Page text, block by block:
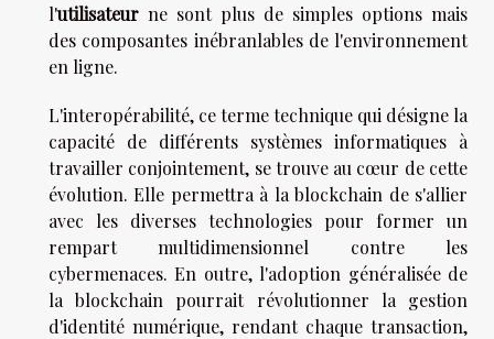
l'utilisateur ne sont plus de simples options mais
des composantes inébranlables de l'environnement
en ligne.
L'interopérabilité, ce terme technique qui désigne la
capacité de différents systèmes informatiques à
travailler conjointement, se trouve au cœur de cette
évolution. Elle permettra à la blockchain de s'allier
avec les diverses technologies pour former un
rempart multidimensionnel contre les
cybermenaces. En outre, l'adoption généralisée de
la blockchain pourrait révolutionner la gestion
d'identité numérique, rendant chaque transaction,